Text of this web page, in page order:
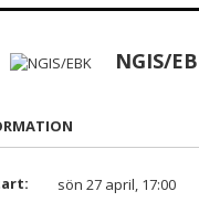
NGIS/
sön 27 april, 17:00